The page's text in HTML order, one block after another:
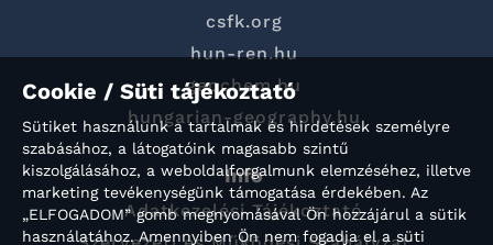
csfk.org
hun-ren.hu
geochem.hu
hungarian-geography.hu
Info
Adatkezelési Tájékoztató
Cookie / Süti tájékoztató
Sütiket használunk a tartalmak és hirdetések személyre
szabásához, a látogatóink magasabb szintű
kiszolgálásához, a weboldalforgalmunk elemzéséhez, illetve
marketing tevékenységünk támogatása érdekében. Az
„ELFOGADOM” gomb megnyomásával Ön hozzájárul a sütik
használatához. Amennyiben Ön nem fogadja el a süti